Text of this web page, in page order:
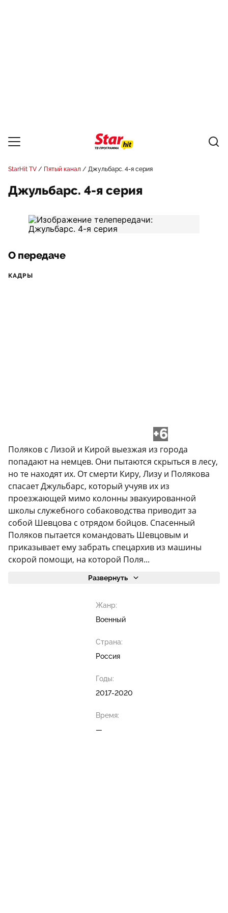
StarHit TV Пятый канал Джульбарс. 4-я серия
Джульбарс. 4-я серия
О передаче
КАДРЫ
+6
Поляков с Лизой и Кирой выезжая из города
попадают на немцев. Они пытаются скрыться в лесу,
но те находят их. От смерти Киру, Лизу и Полякова
спасает Джульбарс, который учуяв их из
проезжающей мимо колонны эвакуированной
школы служебного собаководства приводит за
собой Шевцова с отрядом бойцов. Спасенный
Поляков пытается командовать Шевцовым и
приказывает ему забрать спецархив из машины
скорой помощи, на которой Поля...
Развернуть
Жанр:
Военный
Страна:
Россия
Годы:
2017-2020
Время:
—